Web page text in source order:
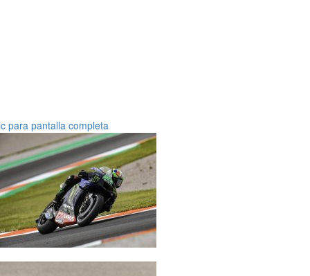
para pantalla completa